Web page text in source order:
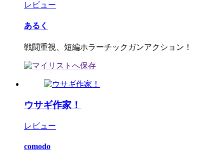
レビュー
あるく
戦闘重視、短編ホラーチックガンアクション！
ウサギ作家！
レビュー
comodo